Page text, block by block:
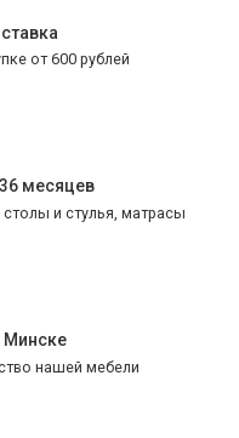
от 600 рублей
месяцев
и стулья, матрасы
Минске
нашей мебели